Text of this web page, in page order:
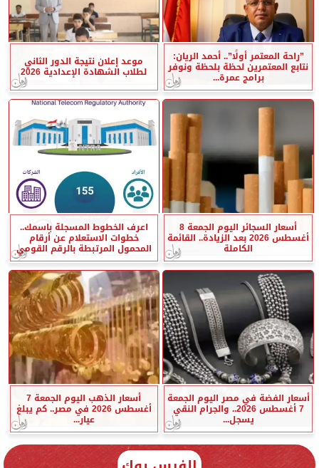
”راحة المعتمر أولًا”.. أحمد الريان:
نتابع المعتمرين لحظة بلحظة ونوفر
برامج عمرة...
موعد إعلان نتيجة الدور الثاني
لطلاب الشهادة الإعدادية 2026
أسعار السجائر اليوم الجمعة 8
أغسطس 2026 بعد الزيادة.. القائمة
الكاملة
اعرف الخطوط المسجلة باسمك..
خطوات الاستعلام عن أرقام
المحمول المرتبطة بالرقم القومي
أسعار الفضة في مصر اليوم الجمعة
7 أغسطس 2026.. والجرام النقي
يسجل...
أسعار الذهب اليوم الجمعة 7
أغسطس 2026 في مصر.. كم يبلغ
عيار...